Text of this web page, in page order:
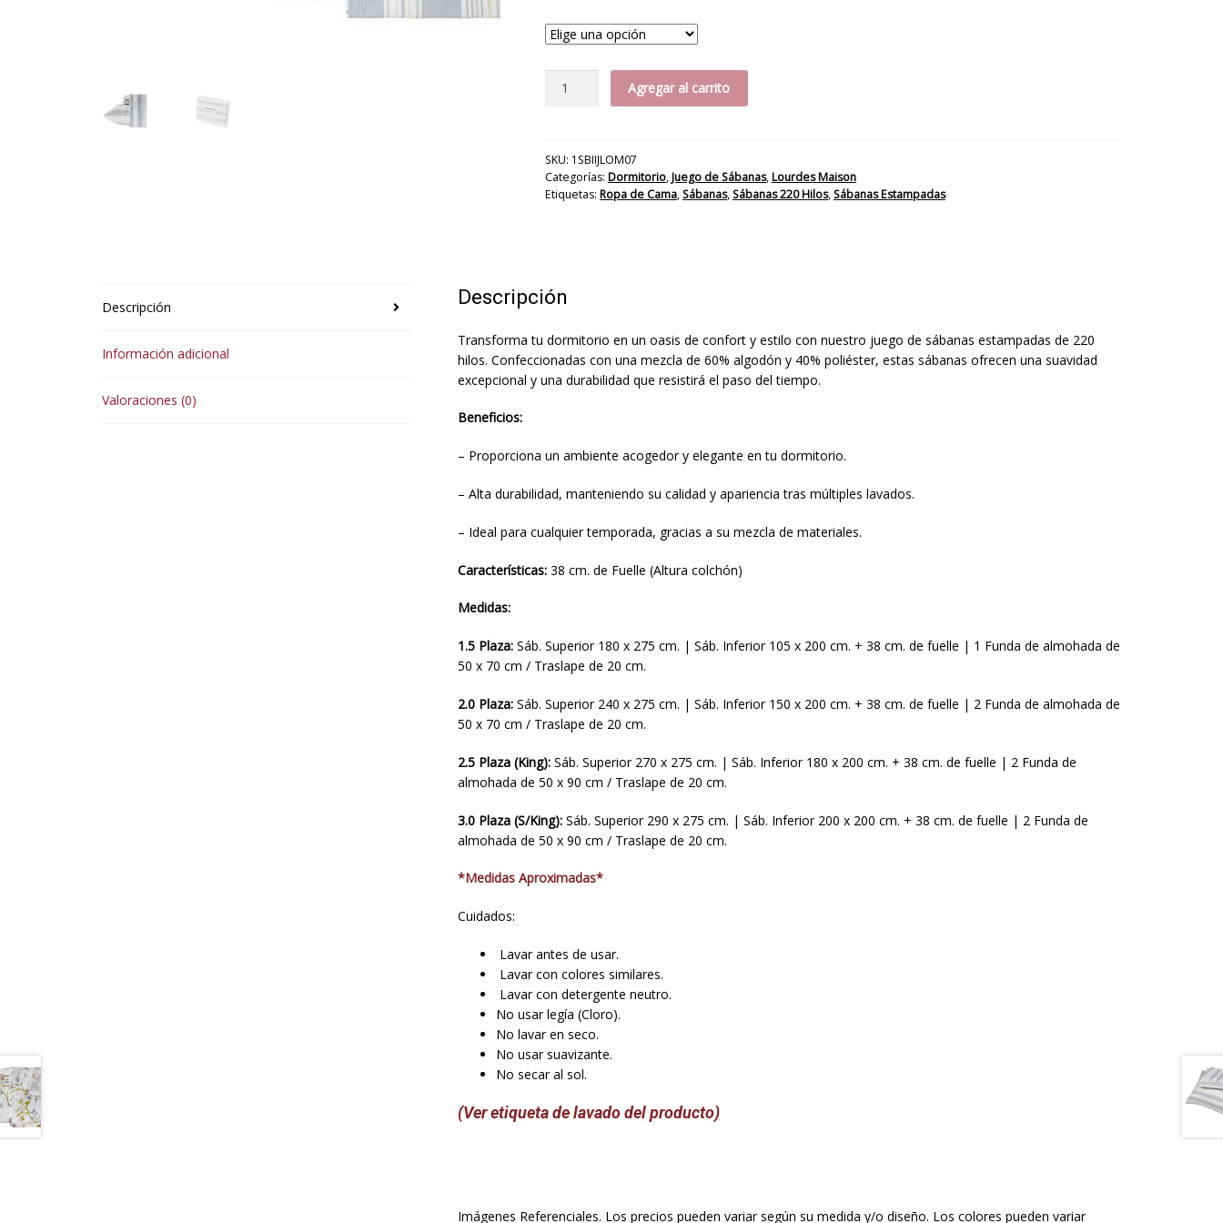
cantidad
Agregar al carrito
SKU: 1SBIIJLOM07
Categorías: Dormitorio,Juego de Sábanas,Lourdes Maison
Etiquetas: Ropa de Cama,Sábanas,Sábanas 220 Hilos,Sábanas Estampadas
Descripción
Información adicional
Valoraciones (0)
Descripción
Transforma tu dormitorio en un oasis de confort y estilo con nuestro juego de sábanas estampadas de 220
hilos. Confeccionadas con una mezcla de 60% algodón y 40% poliéster, estas sábanas ofrecen una suavidad
excepcional y una durabilidad que resistirá el paso del tiempo.
Beneficios:
– Proporciona un ambiente acogedor y elegante en tu dormitorio.
– Alta durabilidad, manteniendo su calidad y apariencia tras múltiples lavados.
– Ideal para cualquier temporada, gracias a su mezcla de materiales.
Características:38 cm. de Fuelle (Altura colchón)
Medidas:
1.5 Plaza:Sáb. Superior 180 x 275 cm. | Sáb. Inferior 105 x 200 cm. + 38 cm. de fuelle | 1 Funda de almohada de
50 x 70 cm / Traslape de 20 cm.
2.0 Plaza:Sáb. Superior 240 x 275 cm. | Sáb. Inferior 150 x 200 cm. + 38 cm. de fuelle | 2 Funda de almohada de
50 x 70 cm / Traslape de 20 cm.
2.5 Plaza (King):Sáb. Superior 270 x 275 cm. | Sáb. Inferior 180 x 200 cm. + 38 cm. de fuelle | 2 Funda de
almohada de 50 x 90 cm / Traslape de 20 cm.
3.0 Plaza (S/King):Sáb. Superior 290 x 275 cm. | Sáb. Inferior 200 x 200 cm. + 38 cm. de fuelle | 2 Funda de
almohada de 50 x 90 cm / Traslape de 20 cm.
*Medidas Aproximadas*
Cuidados:
Lavar antes de usar.
Lavar con colores similares.
Lavar con detergente neutro.
No usar legía (Cloro).
No lavar en seco.
No usar suavizante.
No secar al sol.
(Ver etiqueta de lavado del producto)
Imágenes Referenciales. Los precios pueden variar según su medida y/o diseño. Los colores pueden variar